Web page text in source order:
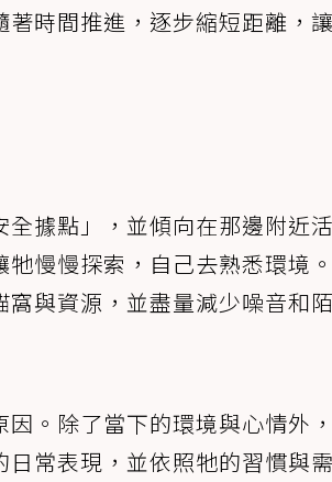
時間推進，逐步縮短距離，
據點」，並傾向在那邊附近
慢慢探索，自己去熟悉環境
與資源，並盡量減少噪音和
。除了當下的環境與心情外
常表現，並依照牠的習慣與